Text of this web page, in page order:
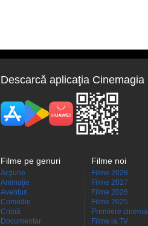
Descarcă aplicaţia Cinemagia
Filme pe genuri
Acţiune
Animaţie
Aventuri
Comedie
Crimă
Documentar
Filme noi
Filme 2028
Filme 2027
Filme 2026
Filme 2025
Premiere cinema
Filme la TV